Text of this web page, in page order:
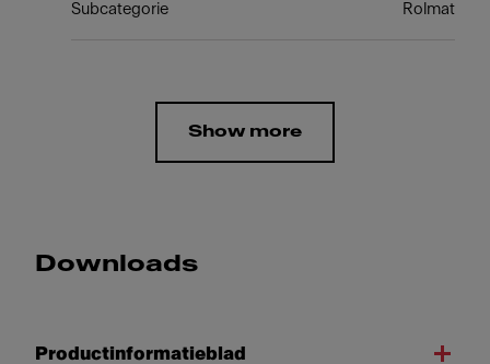
Subcategorie Rolmat
Show more
Downloads
Productinformatieblad